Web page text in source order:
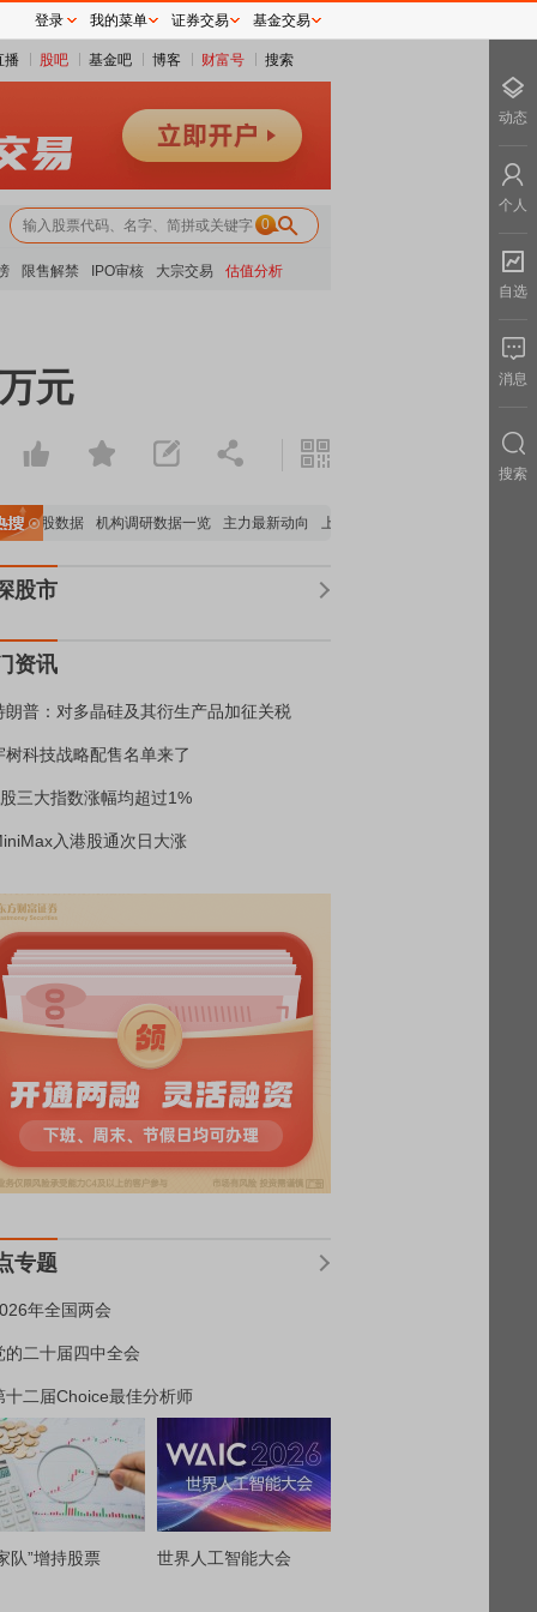
播 股吧 基金吧 博客 财富号 搜索
0
限售解禁 IPO审核 大宗交易 估值分析
元
持股数据 机构调研数据一览 主力最新动向 上市公司限售股解禁一览
股市
资讯
朗普：对多晶硅及其衍生产品加征关税
树科技战略配售名单来了
三大指数涨幅均超过1%
入港股通次日大涨
专题
年全国两会
的二十届四中全会
十二届Choice最佳分析师
队”增持股票 世界人工智能大会
登录 我的菜单 证券交易 基金交易
动态
个人
自选
消息
搜索